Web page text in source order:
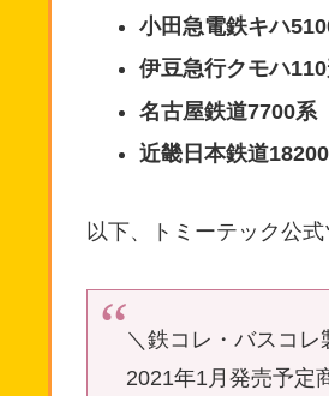
小田急電鉄キハ
伊豆急行クモハ
名古屋鉄道7700系
近畿日本鉄道
以下、トミーテック公式
＼鉄コレ・バスコレ
2021年1月発売予定